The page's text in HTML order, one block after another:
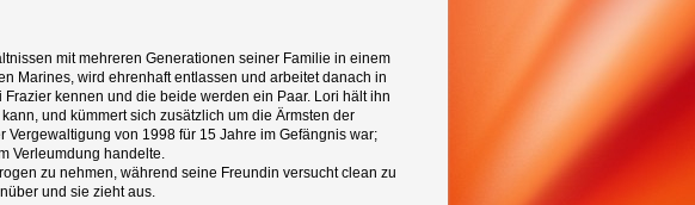
mit mehreren Generationen seiner Familie in einem
Marines, wird ehrenhaft entlassen und arbeitet danach in
kennen und die beide werden ein Paar. Lori hält ihn
und kümmert sich zusätzlich um die Ärmsten der
Vergewaltigung von 1998 für 15 Jahre im Gefängnis war;
Verleumdung handelte.
zu nehmen, während seine Freundin versucht clean zu
und sie zieht aus.